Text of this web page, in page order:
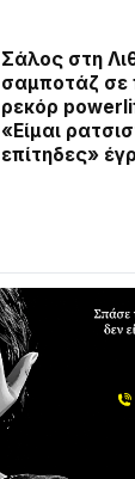
Σάλος στη
σαμποτάζ σε
ρεκόρ
«Είμαι
επίτηδες»